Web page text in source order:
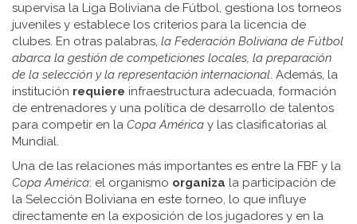
supervisa la Liga Boliviana de Fútbol, gestiona los torneos
juveniles y establece los criterios para la licencia de
clubes. En otras palabras, la Federación Boliviana de Fútbol
abarca la gestión de competiciones locales, la preparación
de la selección y la representación internacional. Además, la
institución requiere infraestructura adecuada, formación
de entrenadores y una política de desarrollo de talentos
para competir en la Copa América y las clasificatorias al
Mundial.
Una de las relaciones más importantes es entre la FBF y la
Copa América: el organismo organiza la participación de
la Selección Boliviana en este torneo, lo que influye
directamente en la exposición de los jugadores y en la